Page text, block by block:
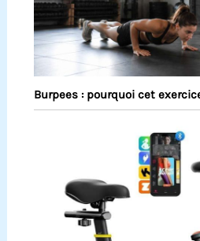
Burpees : pourquoi cet